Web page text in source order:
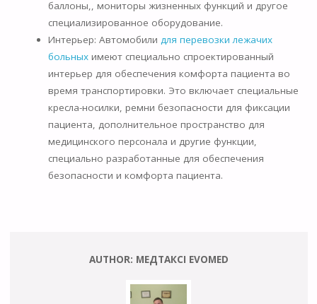
баллоны,, мониторы жизненных функций и другое
специализированное оборудование.
Интерьер: Автомобили для перевозки лежачих
больныхимеют специально спроектированный
интерьер для обеспечения комфорта пациента во
время транспортировки. Это включает специальные
кресла-носилки, ремни безопасности для фиксации
пациента, дополнительное пространство для
медицинского персонала и другие функции,
специально разработанные для обеспечения
безопасности и комфорта пациента.
AUTHOR: МЕДТАКСІ EVOMED